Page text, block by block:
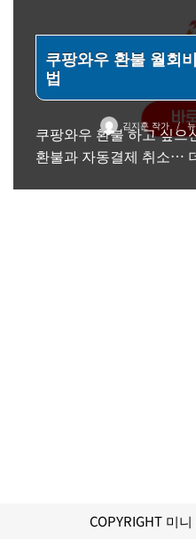
쿠팡와우 환불 월회
법
김지훈 작가
쿠팡와우 환불 하고 싶으
환불과 자동결제 취소…
COPYRIGHT 미